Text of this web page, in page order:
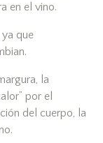
en el vino.
que
la
por el
del cuerpo, la